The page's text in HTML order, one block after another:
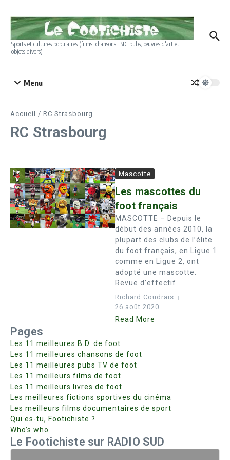
Sports et cultures populaires (films, chansons, BD, pubs, œuvres d'art et
objets divers)
Menu
Accueil / RC Strasbourg
RC Strasbourg
Mascotte
Les mascottes du
foot français
MASCOTTE – Depuis le
début des années 2010, la
plupart des clubs de l’élite
du foot français, en Ligue 1
comme en Ligue 2, ont
adopté une mascotte.
Revue d’effectif....
Richard Coudrais
26 août 2020
Read More
Pages
Les 11 meilleures B.D. de foot
Les 11 meilleures chansons de foot
Les 11 meilleures pubs TV de foot
Les 11 meilleurs films de foot
Les 11 meilleurs livres de foot
Les meilleures fictions sportives du cinéma
Les meilleurs films documentaires de sport
Qui es-tu, Footichiste ?
Who’s who
Le Footichiste sur RADIO SUD